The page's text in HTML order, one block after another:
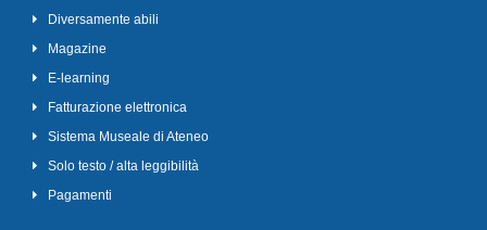
Diversamente abili
Magazine
E-learning
Fatturazione elettronica
Sistema Museale di Ateneo
Solo testo / alta leggibilità
Pagamenti